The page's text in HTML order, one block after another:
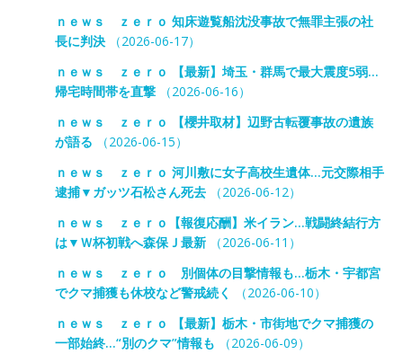
ｎｅｗｓ ｚｅｒｏ 知床遊覧船沈没事故で無罪主張の社
長に判決（2026-06-17）
ｎｅｗｓ ｚｅｒｏ 【最新】埼玉・群馬で最大震度5弱…
帰宅時間帯を直撃（2026-06-16）
ｎｅｗｓ ｚｅｒｏ 【櫻井取材】辺野古転覆事故の遺族
が語る （2026-06-15）
ｎｅｗｓ ｚｅｒｏ 河川敷に女子高校生遺体…元交際相手
逮捕▼ガッツ石松さん死去（2026-06-12）
ｎｅｗｓ ｚｅｒｏ【報復応酬】米イラン…戦闘終結行方
は▼Ｗ杯初戦へ森保Ｊ最新（2026-06-11）
ｎｅｗｓ ｚｅｒｏ 別個体の目撃情報も…栃木・宇都宮
でクマ捕獲も休校など警戒続く
（2026-06-10）
ｎｅｗｓ ｚｅｒｏ 【最新】栃木・市街地でクマ捕獲の
一部始終…“別のクマ”情報も （2026-06-09）